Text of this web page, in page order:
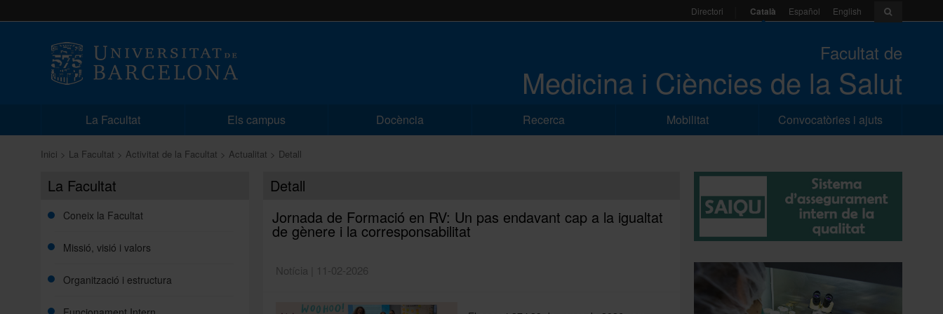
Directori Català Español English
Facultat de
Medicina i Ciències de la Salut
La Facultat Els campus Docència Recerca Mobilitat Convocatòries i ajuts
Inici La Facultat Activitat de la Facultat Actualitat Detall
La Facultat
Coneix la Facultat
Missió, visió i valors
Organització i estructura
Detall
Jornada de Formació en RV: Un pas endavant cap a la igualtat
de gènere i la corresponsabilitat
Notícia | 11-02-2026